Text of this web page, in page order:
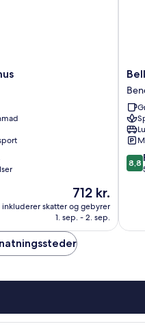
Prisen
er
712 kr.
712 kr.
inkluderer skatter og gebyrer
1. sep. - 2. sep.
Hotel
8.8
ud
8,8